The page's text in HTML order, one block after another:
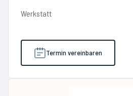
Werkstatt
Termin vereinbaren